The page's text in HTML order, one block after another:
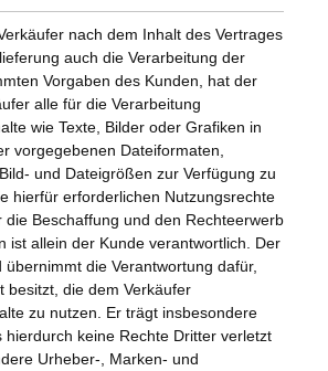
nach dem Inhalt des Vertrages
auch die Verarbeitung der
Vorgaben des Kunden, hat der
alle für die Verarbeitung
wie Texte, Bilder oder Grafiken in
vorgegebenen Dateiformaten,
und Dateigrößen zur Verfügung zu
hierfür erforderlichen Nutzungsrechte
die Beschaffung und den Rechteerwerb
ist allein der Kunde verantwortlich. Der
übernimmt die Verantwortung dafür,
besitzt, die dem Verkäufer
zu nutzen. Er trägt insbesondere
hierdurch keine Rechte Dritter verletzt
Urheber-, Marken- und